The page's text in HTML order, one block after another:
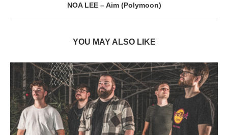
NOA LEE – Aim (Polymoon)
YOU MAY ALSO LIKE